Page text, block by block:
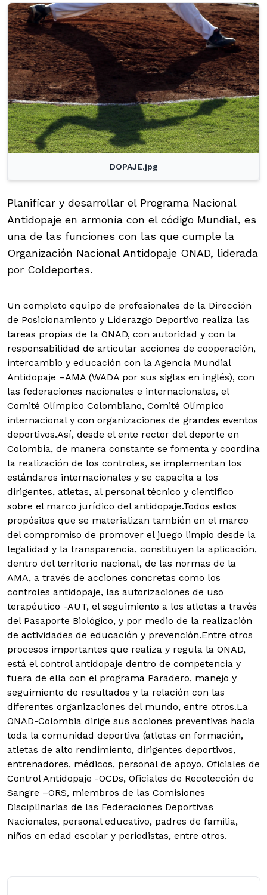
DOPAJE.jpg
Planificar y desarrollar el Programa Nacional
Antidopaje en armonía con el código Mundial, es
una de las funciones con las que cumple la
Organización Nacional Antidopaje ONAD, liderada
por Coldeportes.
Un completo equipo de profesionales de la Dirección
de Posicionamiento y Liderazgo Deportivo realiza las
tareas propias de la ONAD, con autoridad y con la
responsabilidad de articular acciones de cooperación,
intercambio y educación con la Agencia Mundial
Antidopaje –AMA (WADA por sus siglas en inglés), con
las federaciones nacionales e internacionales, el
Comité Olímpico Colombiano, Comité Olímpico
internacional y con organizaciones de grandes eventos
deportivos.Así, desde el ente rector del deporte en
Colombia, de manera constante se fomenta y coordina
la realización de los controles, se implementan los
estándares internacionales y se capacita a los
dirigentes, atletas, al personal técnico y científico
sobre el marco jurídico del antidopaje.Todos estos
propósitos que se materializan también en el marco
del compromiso de promover el juego limpio desde la
legalidad y la transparencia, constituyen la aplicación,
dentro del territorio nacional, de las normas de la
AMA, a través de acciones concretas como los
controles antidopaje, las autorizaciones de uso
terapéutico -AUT, el seguimiento a los atletas a través
del Pasaporte Biológico, y por medio de la realización
de actividades de educación y prevención.Entre otros
procesos importantes que realiza y regula la ONAD,
está el control antidopaje dentro de competencia y
fuera de ella con el programa Paradero, manejo y
seguimiento de resultados y la relación con las
diferentes organizaciones del mundo, entre otros.La
ONAD-Colombia dirige sus acciones preventivas hacia
toda la comunidad deportiva (atletas en formación,
atletas de alto rendimiento, dirigentes deportivos,
entrenadores, médicos, personal de apoyo, Oficiales de
Control Antidopaje -OCDs, Oficiales de Recolección de
Sangre –ORS, miembros de las Comisiones
Disciplinarias de las Federaciones Deportivas
Nacionales, personal educativo, padres de familia,
niños en edad escolar y periodistas, entre otros.